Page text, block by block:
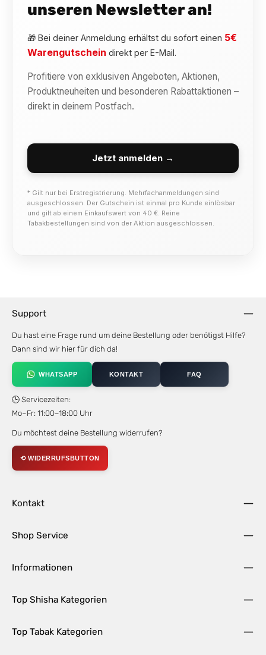
unseren Newsletter an!
🎁 Bei deiner Anmeldung erhältst du sofort einen 5€
Warengutschein direkt per E-Mail.
Profitiere von exklusiven Angeboten, Aktionen,
Produktneuheiten und besonderen Rabattaktionen –
direkt in deinem Postfach.
Jetzt anmelden →
* Gilt nur bei Erstregistrierung. Mehrfachanmeldungen sind
ausgeschlossen. Der Gutschein ist einmal pro Kunde einlösbar
und gilt ab einem Einkaufswert von 40 €. Reine
Tabakbestellungen sind von der Aktion ausgeschlossen.
Support
Du hast eine Frage rund um deine Bestellung oder benötigst Hilfe?
Dann sind wir hier für dich da!
WHATSAPP KONTAKT FAQ
🕒 Servicezeiten:
Mo–Fr: 11:00–18:00 Uhr
Du möchtest deine Bestellung widerrufen?
⟲ WIDERRUFSBUTTON
Kontakt
Shop Service
Informationen
Top Shisha Kategorien
Top Tabak Kategorien